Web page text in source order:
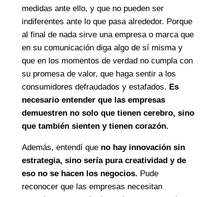
medidas ante ello, y que no pueden ser
indiferentes ante lo que pasa alrededor. Porque
al final de nada sirve una empresa o marca que
en su comunicación diga algo de sí misma y
que en los momentos de verdad no cumpla con
su promesa de valor, que haga sentir a los
consumidores defraudados y estafados. Es
necesario entender que las empresas
demuestren no solo que tienen cerebro, sino
que también sienten y tienen corazón.
Además, entendí que no hay innovación sin
estrategia, sino sería pura creatividad y de
eso no se hacen los negocios. Pude
reconocer que las empresas necesitan